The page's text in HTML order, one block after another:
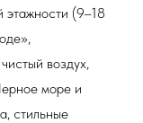
(9–18
воздух,
море и
стильные